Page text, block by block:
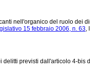
nell'organico del ruolo dei
15 febbraio 2006, n. 63,
previsti dall'articolo 4-bis